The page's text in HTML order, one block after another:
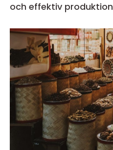
och effektiv produktion